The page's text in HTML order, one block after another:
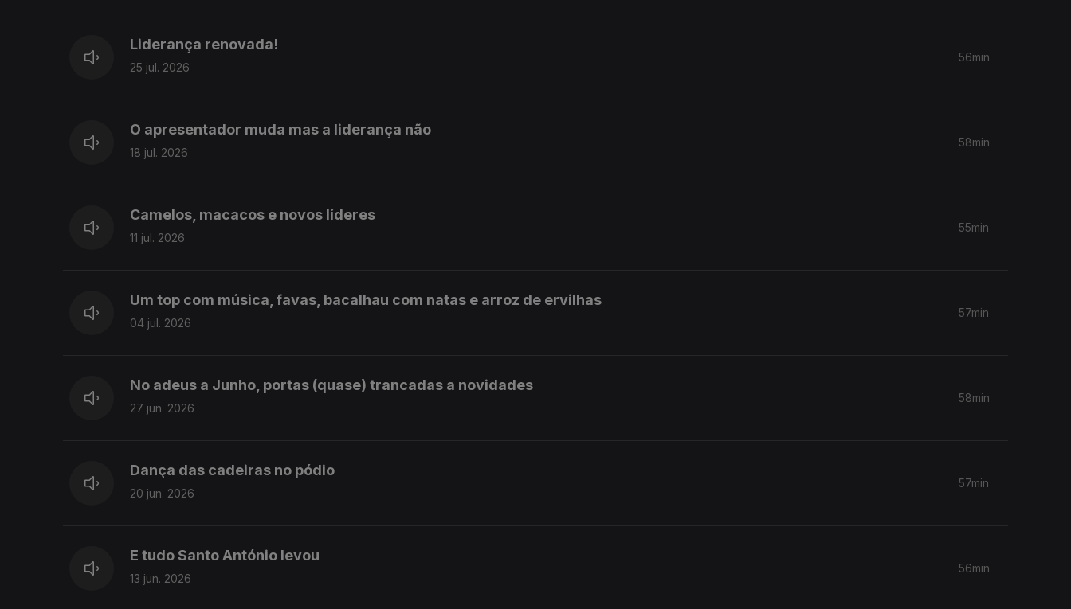
Liderança renovada!
25 jul. 2026
56min
O apresentador muda mas a liderança não
18 jul. 2026
58min
Camelos, macacos e novos líderes
11 jul. 2026
55min
Um top com música, favas, bacalhau com natas e arroz de ervilhas
04 jul. 2026
57min
No adeus a Junho, portas (quase) trancadas a novidades
27 jun. 2026
58min
Dança das cadeiras no pódio
20 jun. 2026
57min
E tudo Santo António levou
13 jun. 2026
56min